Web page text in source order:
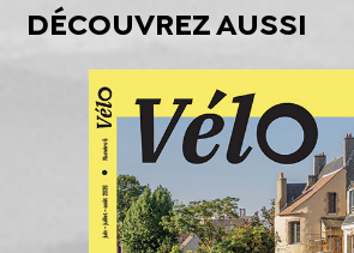
DÉCOUVREZ AUSSI